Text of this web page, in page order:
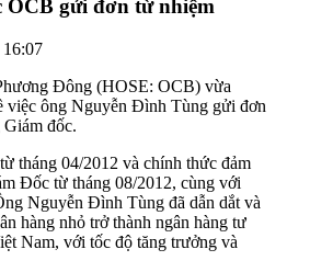
OCB gửi đơn từ nhiệm
16:07
Đông (HOSE: OCB) vừa
việc ông Nguyễn Đình Tùng gửi đơn
đốc.
tháng 04/2012 và chính thức đảm
Đốc từ tháng 08/2012, cùng với
Nguyễn Đình Tùng đã dẫn dắt và
hàng nhỏ trở thành ngân hàng tư
Nam, với tốc độ tăng trưởng và